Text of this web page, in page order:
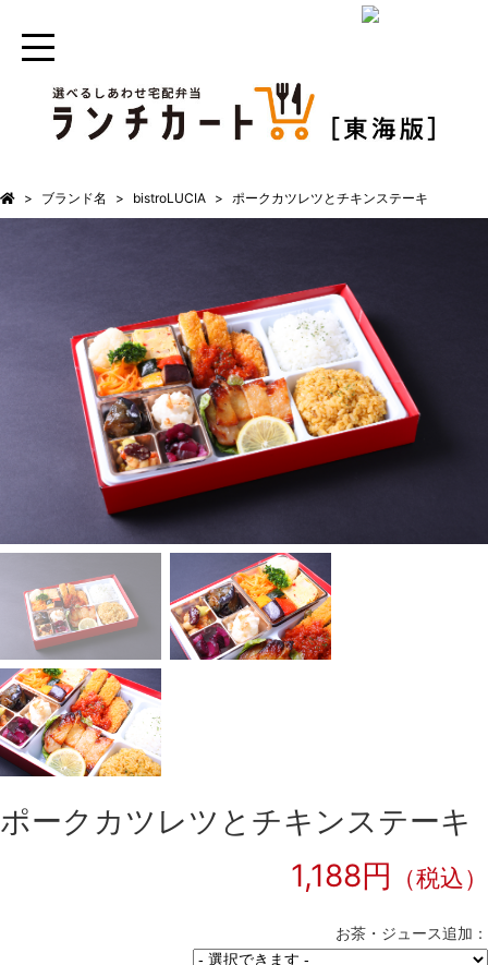
ブランド名 bistroLUCIA ポークカツレツとチキンステーキ
ポークカツレツとチキンステーキ
1,188円
（税込）
お茶・ジュース追加：